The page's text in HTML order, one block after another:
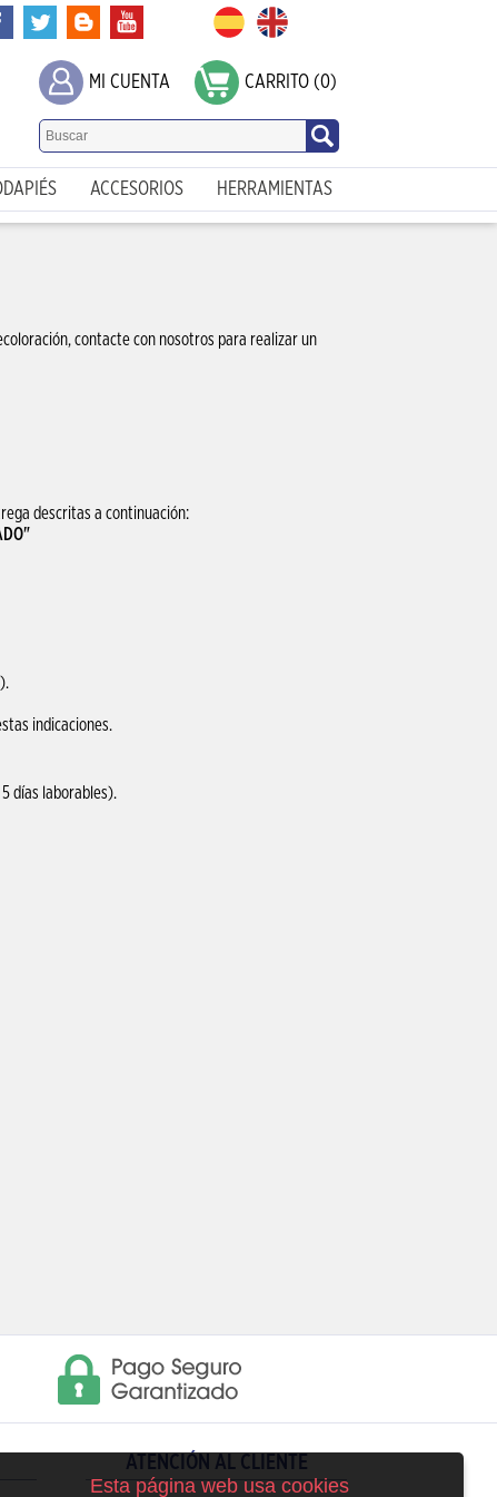
MI CUENTA CARRITO (0)
ACCESORIOS HERRAMIENTAS
contacte con nosotros para realizar un
descritas a continuación:
indicaciones.
días laborables).
ATENCIÓN AL CLIENTE
Esta página web usa cookies